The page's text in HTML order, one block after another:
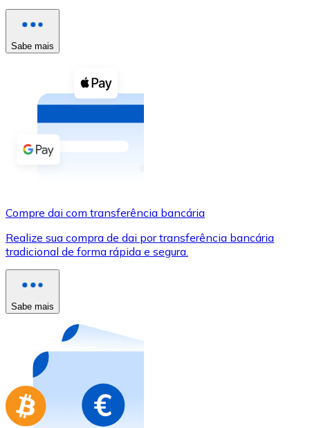
XRP
Cupons cripto
Comprar com dinheiro
Comprar com transferência bancária
Cartão de crédito / débito
Comprar com cartão
Loja - Cartões-presente
Compre cartões-presente das suas marcas favoritas
Ir para a loja de cartões-presente
Sabe mais
Compre dai com transferência bancária
Realize sua compra de dai por transferência bancária
tradicional de forma rápida e segura.
Sabe mais